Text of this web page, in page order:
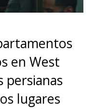
en West
persianas
lugares